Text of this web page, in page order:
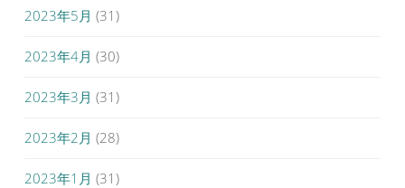
2023年5月 (31)
2023年4月 (30)
2023年3月 (31)
2023年2月 (28)
2023年1月 (31)